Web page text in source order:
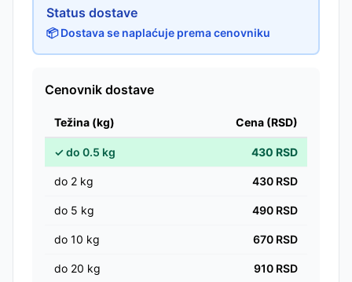
Status dostave
📦 Dostava se naplaćuje prema cenovniku
Cenovnik dostave
Težina (kg) Cena (RSD)
✓do 0.5 kg 430 RSD
do 2 kg 430 RSD
do 5 kg 490 RSD
do 10 kg 670 RSD
do 20 kg 910 RSD